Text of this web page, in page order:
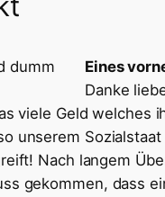
Eines
Danke
viele Geld welches
unserem Sozialstaat
Nach langem
gekommen, dass